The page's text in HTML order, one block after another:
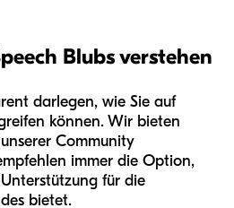
Blubs verstehen
darlegen, wie Sie auf
können. Wir bieten
Community
immer die Option,
für die
bietet.